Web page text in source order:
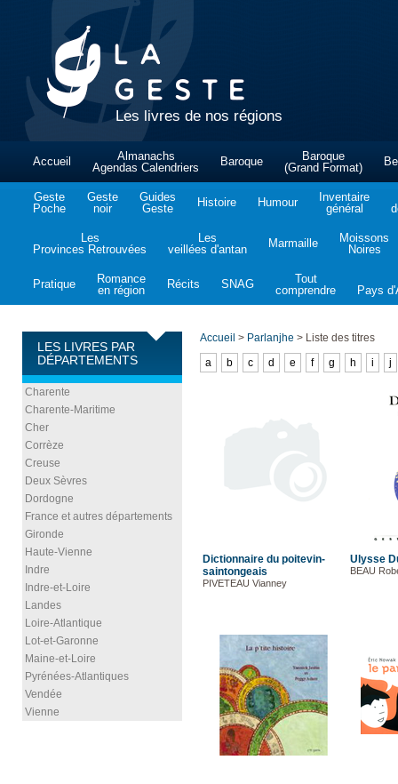
Les livres de nos régions
Accueil
Almanachs
Agendas Calendriers
Baroque
Baroque
(Grand Format)
Geste
Poche
Geste
noir
Guides
Geste
Histoire Humour
Inventaire
général
Les
Provinces Retrouvées
Les
veillées d'antan
Marmaille
Moissons
Noires
Pratique
Romance
en région
Récits SNAG
Tout
comprendre
Pays
LES LIVRES PAR
DÉPARTEMENTS
Charente
Charente-Maritime
Cher
Corrèze
Creuse
Deux Sèvres
Dordogne
France et autres départements
Gironde
Haute-Vienne
Indre
Indre-et-Loire
Landes
Loire-Atlantique
Lot-et-Garonne
Maine-et-Loire
Pyrénées-Atlantiques
Vendée
Vienne
Accueil > Parlanjhe > Liste des titres
a
b c d e f g h i j
Dictionnaire du poitevin-
saintongeais
PIVETEAU Vianney
Ulysse
BEAU